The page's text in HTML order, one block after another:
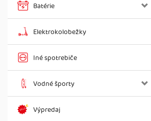
Batérie
Elektrokolobežky
Iné spotrebiče
Vodné športy
Výpredaj